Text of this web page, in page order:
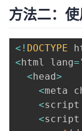
方法二：
< ! DOCTYPE
<html lang=
<head>
<meta
<script
<script